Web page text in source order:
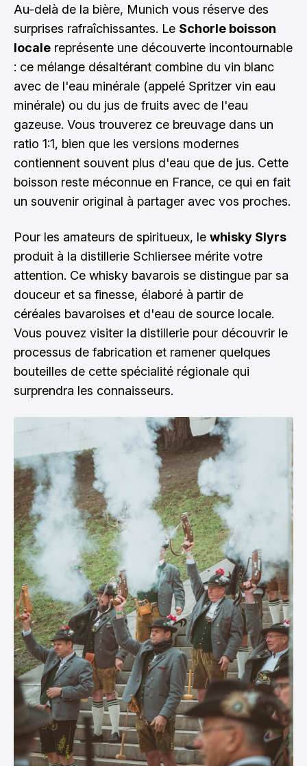
Au-delà de la bière, Munich vous réserve des
surprises rafraîchissantes. Le Schorle boisson
locale représente une découverte incontournable
: ce mélange désaltérant combine du vin blanc
avec de l'eau minérale (appelé Spritzer vin eau
minérale) ou du jus de fruits avec de l'eau
gazeuse. Vous trouverez ce breuvage dans un
ratio 1:1, bien que les versions modernes
contiennent souvent plus d'eau que de jus. Cette
boisson reste méconnue en France, ce qui en fait
un souvenir original à partager avec vos proches.
Pour les amateurs de spiritueux, le whisky Slyrs
produit à la distillerie Schliersee mérite votre
attention. Ce whisky bavarois se distingue par sa
douceur et sa finesse, élaboré à partir de
céréales bavaroises et d'eau de source locale.
Vous pouvez visiter la distillerie pour découvrir le
processus de fabrication et ramener quelques
bouteilles de cette spécialité régionale qui
surprendra les connaisseurs.